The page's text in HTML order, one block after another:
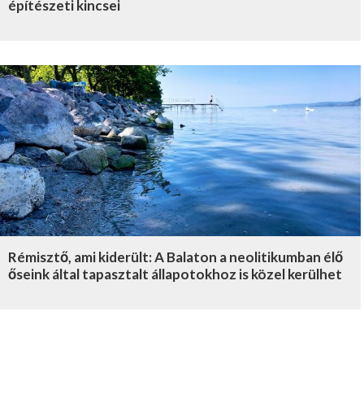
építészeti kincsei
Rémisztő, ami kiderült: A Balaton a neolitikumban élő
őseink által tapasztalt állapotokhoz is közel kerülhet